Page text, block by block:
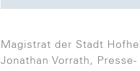
Magistrat der Stadt
Jonathan Vorrath,